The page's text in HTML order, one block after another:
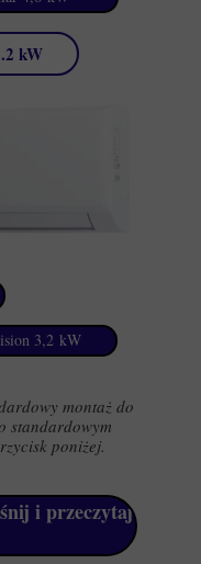
montaż do
standardowym
poniżej.
3,2 kW
kW
i przeczytaj